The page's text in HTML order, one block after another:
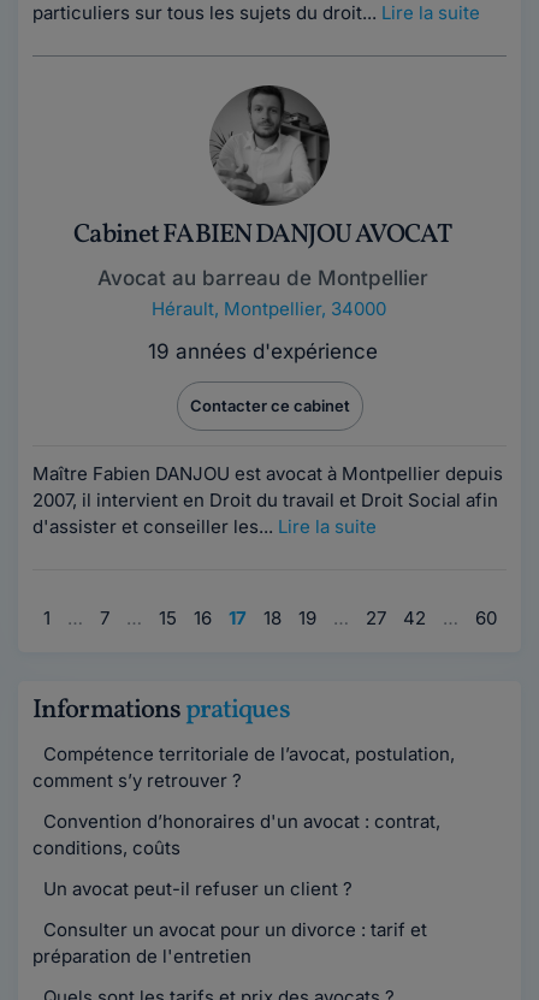
particuliers sur tous les sujets du droit... Lire la suite
Cabinet FABIEN DANJOU AVOCAT
Avocat au barreau de Montpellier
Hérault, Montpellier, 34000
19 années d'expérience
Contacter ce cabinet
Maître Fabien DANJOU est avocat à Montpellier depuis
2007, il intervient en Droit du travail et Droit Social afin
d'assister et conseiller les... Lire la suite
1 … 7 … 15 16 17 18 19 … 27 42 … 60
Informationspratiques
Compétence territoriale de l’avocat, postulation,
comment s’y retrouver ?
Convention d’honoraires d'un avocat : contrat,
conditions, coûts
Un avocat peut-il refuser un client ?
Consulter un avocat pour un divorce : tarif et
préparation de l'entretien